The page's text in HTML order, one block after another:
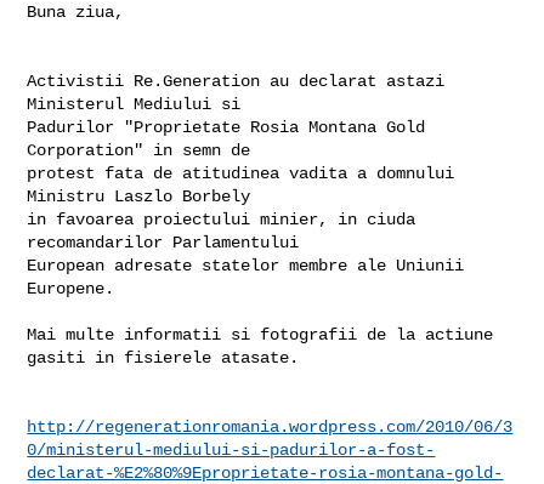
Buna ziua,
Activistii Re.Generation au declarat astazi
Ministerul Mediului si
Padurilor "Proprietate Rosia Montana Gold
Corporation" in semn de
protest fata de atitudinea vadita a domnului
Ministru Laszlo Borbely
in favoarea proiectului minier, in ciuda
recomandarilor Parlamentului
European adresate statelor membre ale Uniunii
Europene.
Mai multe informatii si fotografii de la actiune
gasiti in fisierele atasate.
http://regenerationromania.wordpress.com/2010/06/3
0/ministerul-mediului-si-padurilor-a-fost-
declarat-%E2%80%9Eproprietate-rosia-montana-gold-